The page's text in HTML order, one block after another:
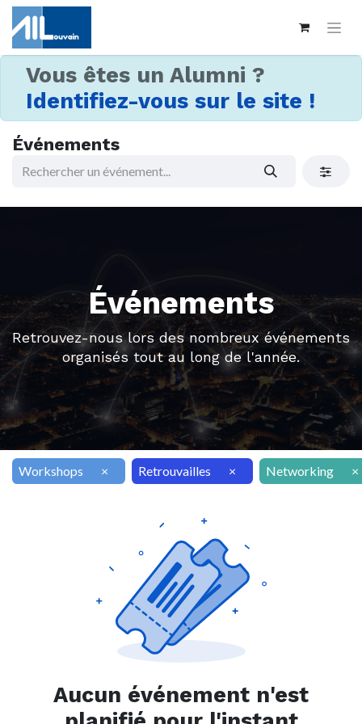
Vous êtes un Alumni ?
Identifiez-vous sur le site !
Événements
Événements
Retrouvez-nous lors des nombreux événements
organisés tout au long de l'année.
Workshops × Retrouvailles × Networking ×
Aucun événement n'est